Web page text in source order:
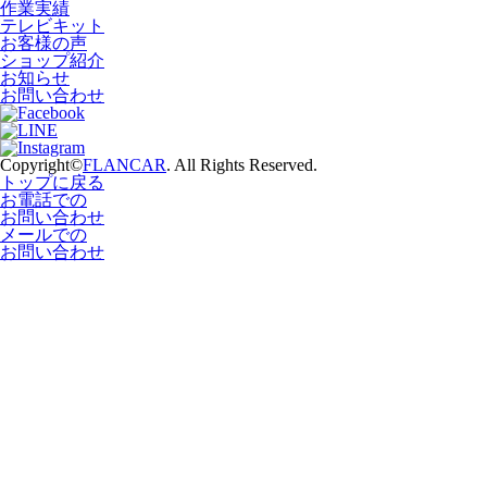
作業実績
テレビキット
お客様の声
ショップ紹介
お知らせ
お問い合わせ
Copyright©FLANCAR. All Rights Reserved.
トップに戻る
お電話での
お問い合わせ
メールでの
お問い合わせ